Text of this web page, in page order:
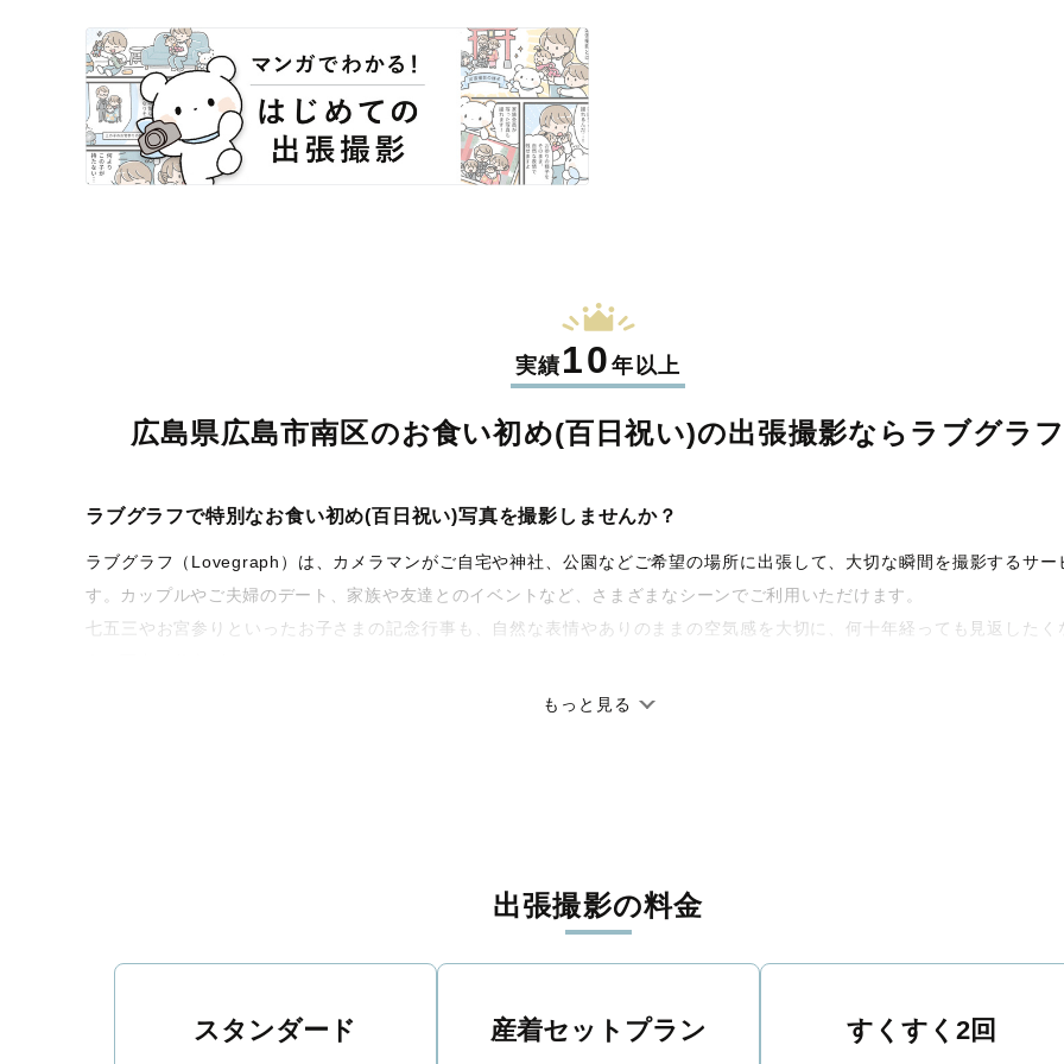
実績10年以上
広島県広島市南区のお食い初め(百日祝い)の出張撮影なら ラブグラフ
ラブグラフで特別なお食い初め(百日祝い)写真を撮影しませんか？
ラブグラフ（Lovegraph）は、カメラマンがご自宅や神社、公園などご希望の場所に出張して、大切な瞬間を撮影するサー
す。カップルやご夫婦のデート、家族や友達とのイベントなど、さまざまなシーンでご利用いただけます。
七五三やお宮参りといったお子さまの記念行事も、自然な表情やありのままの空気感を大切に、何十年経っても見返したく
撮影後は、独自の編集技術で写真の明るさや色合いを丁寧に調整。自然な雰囲気を残しつつも、おしゃれで洗練された仕
もっと見る
出張撮影の料金
スタンダード 産着セットプラン すくすく2回